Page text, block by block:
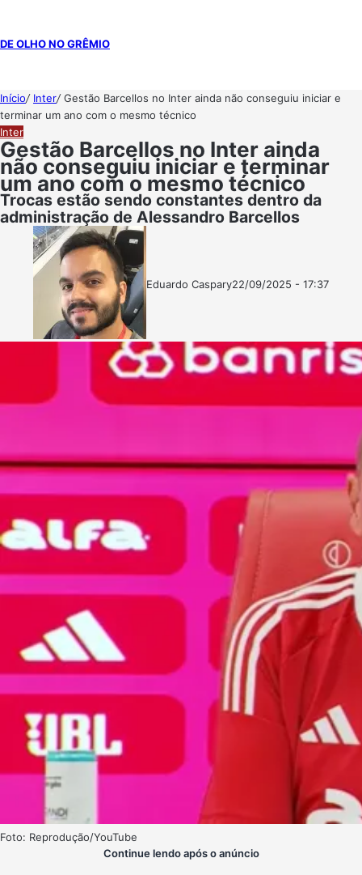
DE OLHO NO GRÊMIO
Início/ Inter/Gestão Barcellos no Inter ainda não conseguiu iniciar e
terminar um ano com o mesmo técnico
Inter
Gestão Barcellos no Inter ainda
não conseguiu iniciar e terminar
um ano com o mesmo técnico
Trocas estão sendo constantes dentro da
administração de Alessandro Barcellos
Eduardo CasparyFollow
Mande
22/09/2025 - 17:37
Foto: Reprodução/YouTube
Continue lendo após o anúncio